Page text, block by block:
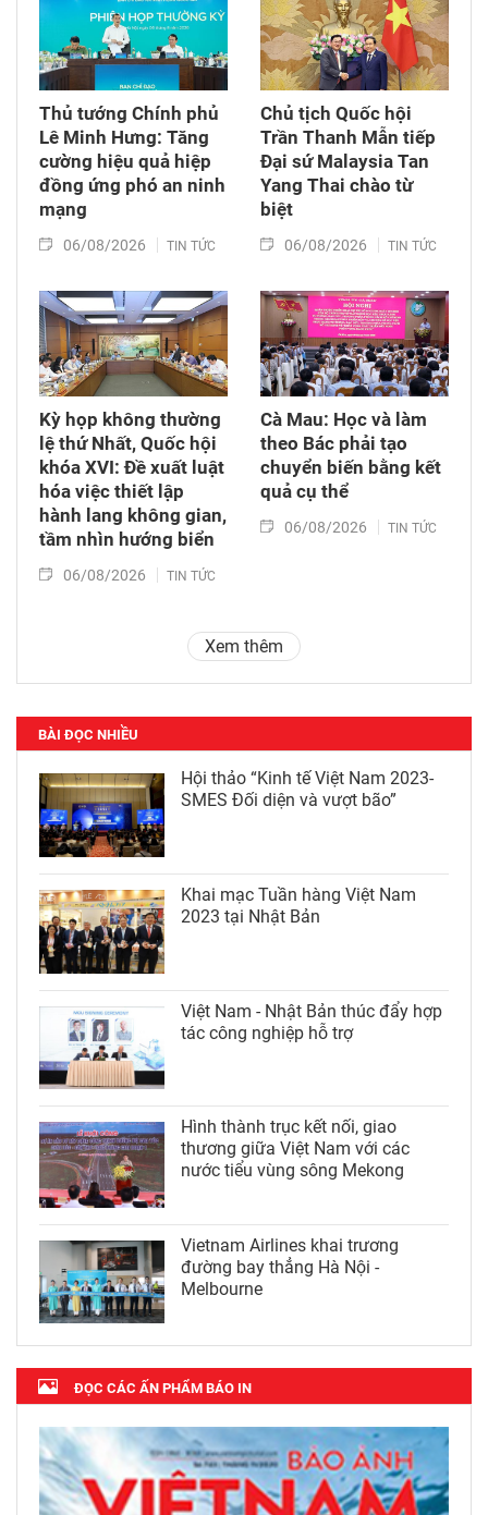
Thủ tướng Chính phủ
Lê Minh Hưng: Tăng
cường hiệu quả hiệp
đồng ứng phó an ninh
mạng
06/08/2026 TIN TỨC
Chủ tịch Quốc hội
Trần Thanh Mẫn tiếp
Đại sứ Malaysia Tan
Yang Thai chào từ
biệt
06/08/2026 TIN TỨC
Kỳ họp không thường
lệ thứ Nhất, Quốc hội
khóa XVI: Đề xuất luật
hóa việc thiết lập
hành lang không gian,
tầm nhìn hướng biển
06/08/2026 TIN TỨC
Cà Mau: Học và làm
theo Bác phải tạo
chuyển biến bằng kết
quả cụ thể
06/08/2026 TIN TỨC
Xem thêm
BÀI ĐỌC NHIỀU
Hội thảo “Kinh tế Việt Nam 2023-
SMES Đối diện và vượt bão”
Khai mạc Tuần hàng Việt Nam
2023 tại Nhật Bản
Việt Nam - Nhật Bản thúc đẩy hợp
tác công nghiệp hỗ trợ
Hình thành trục kết nối, giao
thương giữa Việt Nam với các
nước tiểu vùng sông Mekong
Vietnam Airlines khai trương
đường bay thẳng Hà Nội -
Melbourne
ĐỌC CÁC ẤN PHẨM BÁO IN